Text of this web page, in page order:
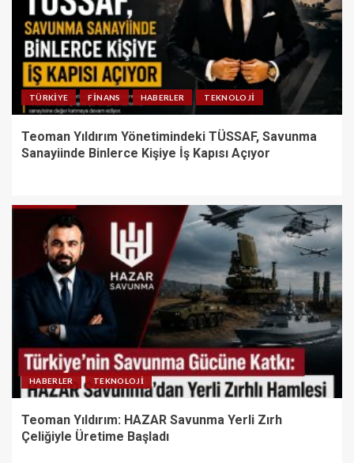
TÜRKIYE FINANS HABERLER TEKNOLOJI
Teoman Yıldırım Yönetimindeki TÜSSAF, Savunma
Sanayiinde Binlerce Kişiye İş Kapısı Açıyor
HABERLER TEKNOLOJI
Teoman Yıldırım: HAZAR Savunma Yerli Zırh
Çeliğiyle Üretime Başladı